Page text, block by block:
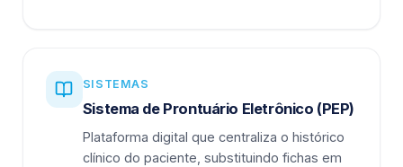
SISTEMAS
Sistema de Prontuário Eletrônico (PEP)
Plataforma digital que centraliza o histórico
clínico do paciente, substituindo fichas em